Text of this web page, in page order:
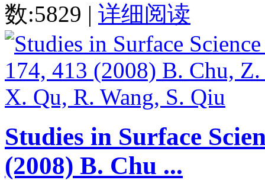
数:5829 | 详细阅读
Studies in Surface
(2008) B. Chu ...